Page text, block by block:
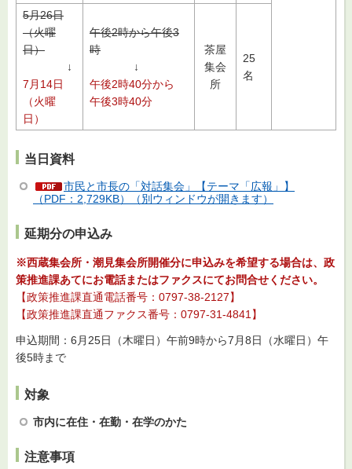
5月26日
（火曜
日）
↓
7月14日
（火曜
日）
午後2時から午後3
時
↓
午後2時40分から
午後3時40分
茶屋
集会
所
25
名
当日資料
市民と市長の「対話集会」【テーマ「広報」】
（PDF：2,729KB）（別ウィンドウが開きます）
延期分の申込み
※西蔵集会所・潮見集会所開催分に申込みを希望する場合は、政
策推進課あてにお電話またはファクスにてお問合せください。
【政策推進課直通電話番号：0797-38-2127】
【政策推進課直通ファクス番号：0797-31-4841】
申込期間：6月25日（木曜日）午前9時から7月8日（水曜日）午
後5時まで
対象
市内に在住・在勤・在学のかた
注意事項